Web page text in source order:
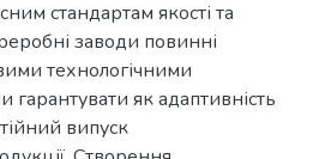
стандартам якості та
заводи повинні
технологічними
як адаптивність
випуск